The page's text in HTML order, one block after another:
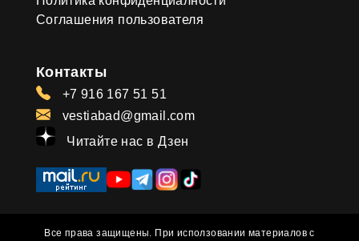
Соглашения пользователя
Контакты
+7 916 167 51 51
vestiabad@gmail.com
Читайте нас в Дзен
Все права защищены. При исползовании материалов с